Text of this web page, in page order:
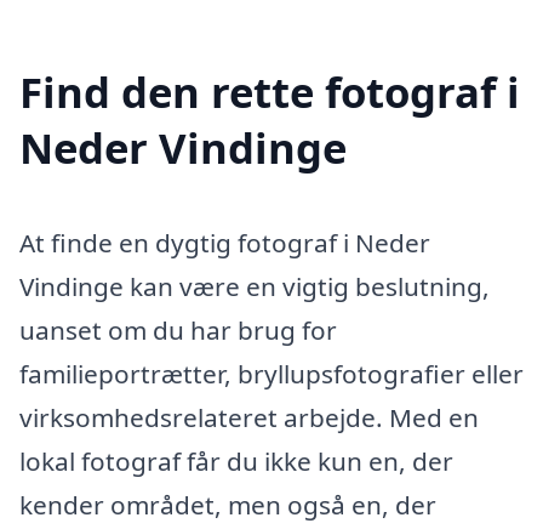
Find den rette fotograf i
Neder Vindinge
At finde en dygtig fotograf i Neder
Vindinge kan være en vigtig beslutning,
uanset om du har brug for
familieportrætter, bryllupsfotografier eller
virksomhedsrelateret arbejde. Med en
lokal fotograf får du ikke kun en, der
kender området, men også en, der